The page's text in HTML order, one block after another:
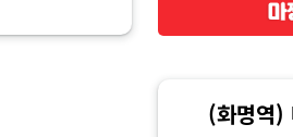
(화명역)